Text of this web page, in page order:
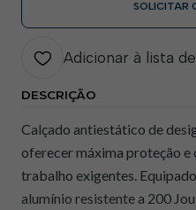
SOLICITAR
Adicionar à lista
DESCRIÇÃO
Calçado antiestático de
oferecer máxima proteção
trabalho exigentes.
alumínio resistente a 200